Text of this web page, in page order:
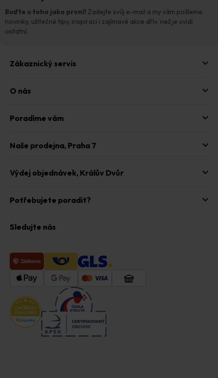
í
p
Buďte u toho jako první! Zadejte svůj e-mail a my vám pošleme
novinky, užitečné tipy, inspiraci i zajímavé akce dřív, než je uvidí
ostatní.
Zákaznický servis
O nás
Poradíme vám
Naše prodejna, Praha 7
Výdej objednávek, Králův Dvůr
Potřebujete poradit?
Sledujte nás